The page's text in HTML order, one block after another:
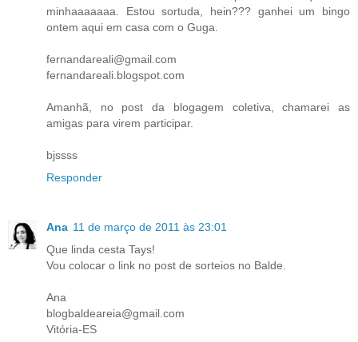
minhaaaaaaa. Estou sortuda, hein??? ganhei um bingo
ontem aqui em casa com o Guga.
fernandareali@gmail.com
fernandareali.blogspot.com
Amanhã, no post da blogagem coletiva, chamarei as
amigas para virem participar.
bjssss
Responder
Ana 11 de março de 2011 às 23:01
Que linda cesta Tays!
Vou colocar o link no post de sorteios no Balde.
Ana
blogbaldeareia@gmail.com
Vitória-ES